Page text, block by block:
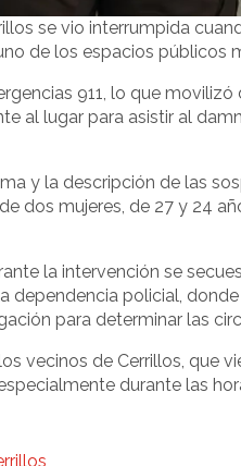
se vio interrumpida
de los espacios públicos
911, lo que
al lugar para asistir al
y la descripción de las
dos mujeres, de 27 y 24
la intervención se
dependencia policial,
para determinar las
vecinos de Cerrillos, que
durante las